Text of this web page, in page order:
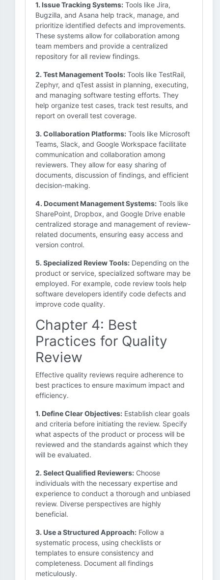
1. Issue Tracking Systems: Tools like Jira,
Bugzilla, and Asana help track, manage, and
prioritize identified defects and improvements.
These systems allow for collaboration among
team members and provide a centralized
repository for all review findings.
2. Test Management Tools: Tools like TestRail,
Zephyr, and qTest assist in planning, executing,
and managing software testing efforts. They
help organize test cases, track test results, and
report on overall test coverage.
3. Collaboration Platforms: Tools like Microsoft
Teams, Slack, and Google Workspace facilitate
communication and collaboration among
reviewers. They allow for easy sharing of
documents, discussion of findings, and efficient
decision-making.
4. Document Management Systems: Tools like
SharePoint, Dropbox, and Google Drive enable
centralized storage and management of review-
related documents, ensuring easy access and
version control.
5. Specialized Review Tools: Depending on the
product or service, specialized software may be
employed. For example, code review tools help
software developers identify code defects and
improve code quality.
Chapter 4: Best
Practices for Quality
Review
Effective quality reviews require adherence to
best practices to ensure maximum impact and
efficiency.
1. Define Clear Objectives: Establish clear goals
and criteria before initiating the review. Specify
what aspects of the product or process will be
reviewed and the standards against which they
will be evaluated.
2. Select Qualified Reviewers: Choose
individuals with the necessary expertise and
experience to conduct a thorough and unbiased
review. Diverse perspectives are highly
beneficial.
3. Use a Structured Approach: Follow a
systematic process, using checklists or
templates to ensure consistency and
completeness. Document all findings
meticulously.